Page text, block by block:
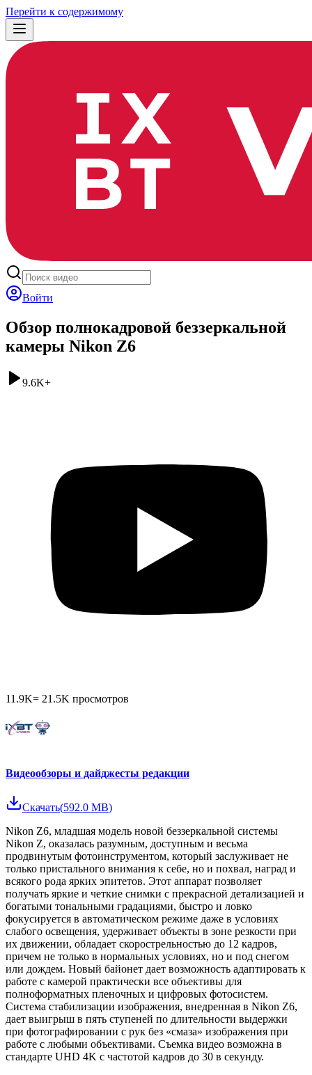
Перейти к содержимому
Войти
Обзор полнокадровой беззеркальной
камеры Nikon Z6
9.6K+
11.9K= 21.5K просмотров
Видеообзоры и дайджесты редакции
Скачать(592.0 MB)
Nikon Z6, младшая модель новой беззеркальной системы
Nikon Z, оказалась разумным, доступным и весьма
продвинутым фотоинструментом, который заслуживает не
только пристального внимания к себе, но и похвал, наград и
всякого рода ярких эпитетов. Этот аппарат позволяет
получать яркие и четкие снимки с прекрасной детализацией и
богатыми тональными градациями, быстро и ловко
фокусируется в автоматическом режиме даже в условиях
слабого освещения, удерживает объекты в зоне резкости при
их движении, обладает скорострельностью до 12 кадров,
причем не только в нормальных условиях, но и под снегом
или дождем. Новый байонет дает возможность адаптировать к
работе с камерой практически все объективы для
полноформатных пленочных и цифровых фотосистем.
Система стабилизации изображения, внедренная в Nikon Z6,
дает выигрыш в пять ступеней по длительности выдержки
при фотографировании с рук без «смаза» изображения при
работе с любыми объективами. Съемка видео возможна в
стандарте UHD 4K с частотой кадров до 30 в секунду.